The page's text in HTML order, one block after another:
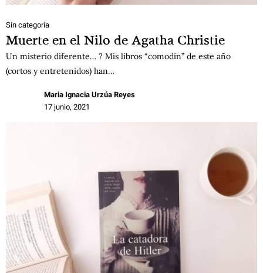
Sin categoría
Muerte en el Nilo de Agatha Christie
Un misterio diferente… ? Mis libros “comodín” de este año
(cortos y entretenidos) han…
Maria Ignacia Urzúa Reyes
17 junio, 2021